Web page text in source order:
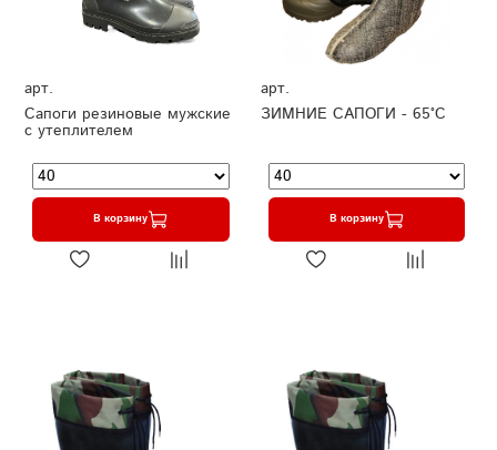
арт.
Сапоги резиновые мужские
с утеплителем
В корзину
арт.
ЗИМНИЕ САПОГИ - 65°C
В корзину